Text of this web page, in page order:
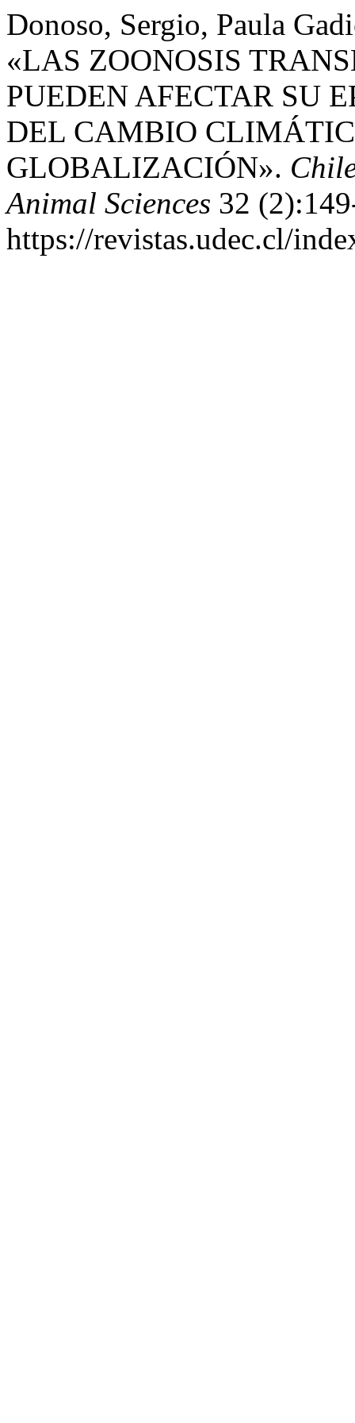
Donoso, Sergio, Paula
«LAS ZOONOSIS
PUEDEN AFECTAR SU
DEL CAMBIO
GLOBALIZACIÓN».
Animal Sciences 32
https://revistas.udec.cl/